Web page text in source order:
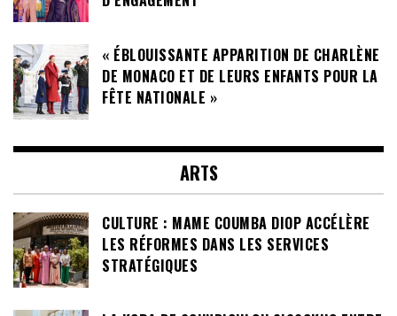
« ÉBLOUISSANTE APPARITION DE CHARLÈNE
DE MONACO ET DE LEURS ENFANTS POUR LA
FÊTE NATIONALE »
ARTS
CULTURE : MAME COUMBA DIOP ACCÉLÈRE
LES RÉFORMES DANS LES SERVICES
STRATÉGIQUES